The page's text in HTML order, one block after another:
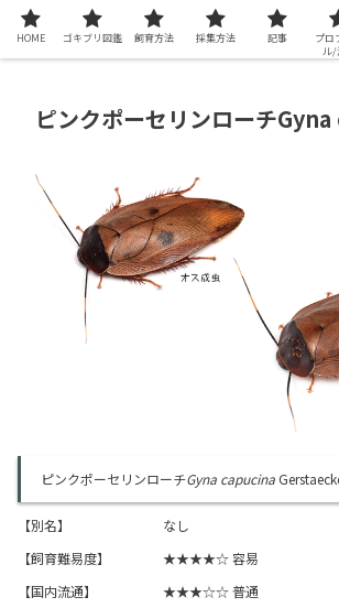
ピンクポーセリンローチ
ピンクポーセリンローチGyna capucina
【別名】 なし
【飼育難易度】 ★★★★☆ 容易
【国内流通】 ★★★☆☆ 普通
HOME ゴキブリ図鑑 飼育方法 採集方法 記事
プロ
ル/